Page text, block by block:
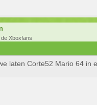
Xboxfans
laten Corte52 Mario 64 in